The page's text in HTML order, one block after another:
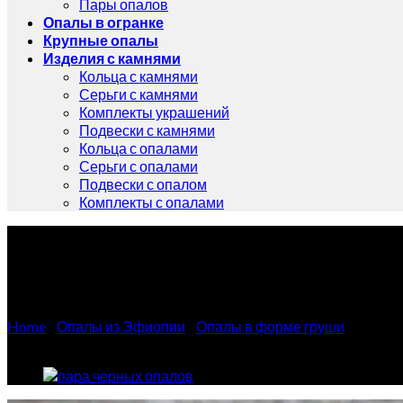
Пары опалов
Опалы в огранке
Крупные опалы
Изделия с камнями
Кольца с камнями
Серьги с камнями
Комплекты украшений
Подвески с камнями
Кольца с опалами
Серьги с опалами
Подвески с опалом
Комплекты с опалами
Home Опалы из Эфиопии Опалы в форме груши